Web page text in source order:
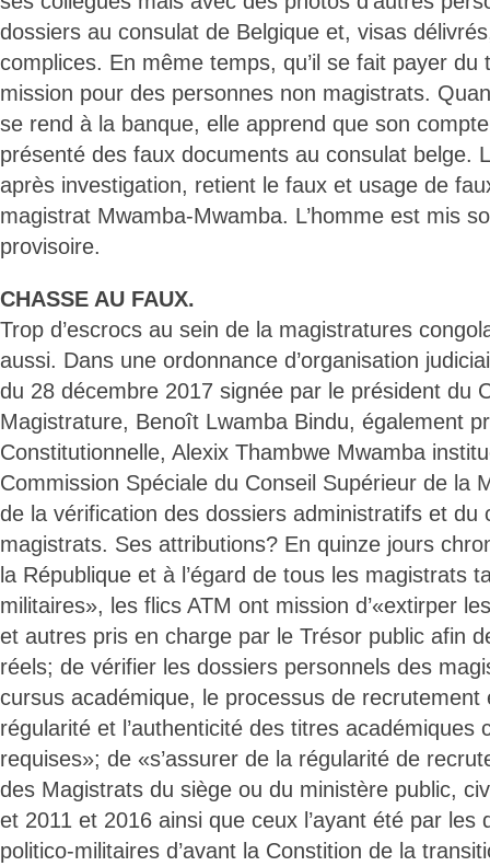
dossiers au consulat de Belgique et, visas
complices. En même temps, qu’il se fait payer du
mission pour des personnes non magistrats.
se rend à la banque, elle apprend que son
présenté des faux documents au consulat belge.
après investigation, retient le faux et usage de
magistrat Mwamba-Mwamba. L’homme est mis
provisoire.
CHASSE AU FAUX.
Trop d’escrocs au sein de la magistratures
aussi. Dans une ordonnance d’organisation
du 28 décembre 2017 signée par le président du
Magistrature, Benoît Lwamba Bindu, également
Constitutionnelle, Alexix Thambwe Mwamba
Commission Spéciale du Conseil Supérieur de la
de la vérification des dossiers administratifs et du
magistrats. Ses attributions? En quinze jours
la République et à l’égard de tous les magistrats
militaires», les flics ATM ont mission d’«extirper
et autres pris en charge par le Trésor public afin
réels; de vérifier les dossiers personnels des
cursus académique, le processus de recrutement
régularité et l’authenticité des titres académiques
requises»; de «s’assurer de la régularité de
des Magistrats du siège ou du ministère public,
et 2011 et 2016 ainsi que ceux l’ayant été par les
politico-militaires d’avant la Constition de la